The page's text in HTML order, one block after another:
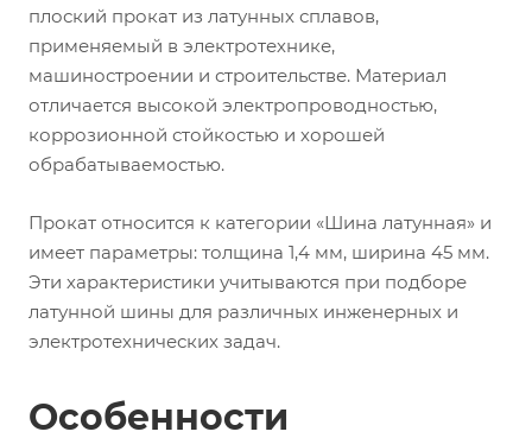
плоский прокат из латунных сплавов,
применяемый в электротехнике,
машиностроении и строительстве. Материал
отличается высокой электропроводностью,
коррозионной стойкостью и хорошей
обрабатываемостью.
Прокат относится к категории «Шина латунная» и
имеет параметры: толщина 1,4 мм, ширина 45 мм.
Эти характеристики учитываются при подборе
латунной шины для различных инженерных и
электротехнических задач.
Особенности